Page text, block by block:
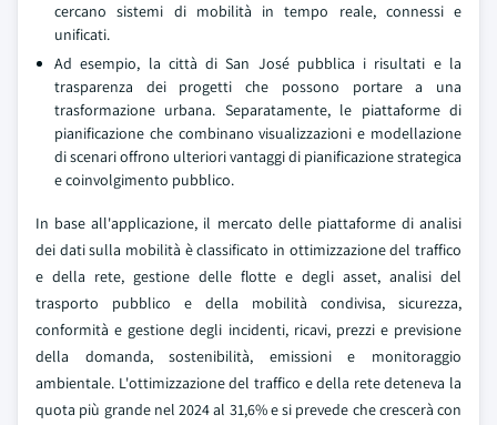
cercano sistemi di mobilità in tempo reale, connessi e
unificati.
Ad esempio, la città di San José pubblica i risultati e la
trasparenza dei progetti che possono portare a una
trasformazione urbana. Separatamente, le piattaforme di
pianificazione che combinano visualizzazioni e modellazione
di scenari offrono ulteriori vantaggi di pianificazione strategica
e coinvolgimento pubblico.
In base all'applicazione, il mercato delle piattaforme di analisi
dei dati sulla mobilità è classificato in ottimizzazione del traffico
e della rete, gestione delle flotte e degli asset, analisi del
trasporto pubblico e della mobilità condivisa, sicurezza,
conformità e gestione degli incidenti, ricavi, prezzi e previsione
della domanda, sostenibilità, emissioni e monitoraggio
ambientale. L'ottimizzazione del traffico e della rete deteneva la
quota più grande nel 2024 al 31,6% e si prevede che crescerà con